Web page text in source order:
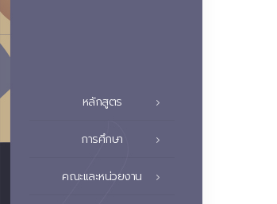
หลักสูตร
การศึกษา
คณะและหน่วยงาน